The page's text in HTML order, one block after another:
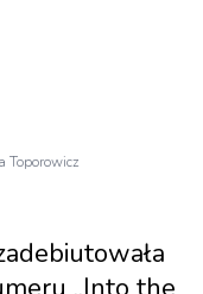
Toporowicz